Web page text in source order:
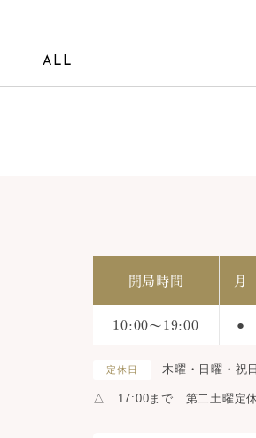
ALL
開局時間 月
10:00～19:00 ●
定休日 木曜・日曜・祝
△…17:00まで 第二土曜定